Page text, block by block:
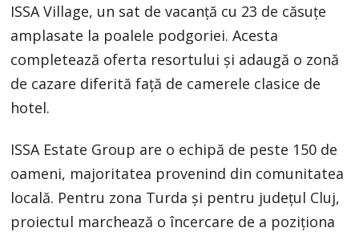
ISSA Village, un sat de vacanță cu 23 de căsuțe
amplasate la poalele podgoriei. Acesta
completează oferta resortului și adaugă o zonă
de cazare diferită față de camerele clasice de
hotel.
ISSA Estate Group are o echipă de peste 150 de
oameni, majoritatea provenind din comunitatea
locală. Pentru zona Turda și pentru județul Cluj,
proiectul marchează o încercare de a poziționa